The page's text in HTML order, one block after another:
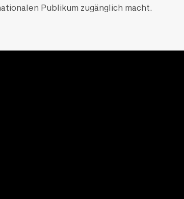
Publikum zugänglich macht.